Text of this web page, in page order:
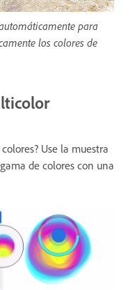
para
los colores de
Use la muestra
de colores con una